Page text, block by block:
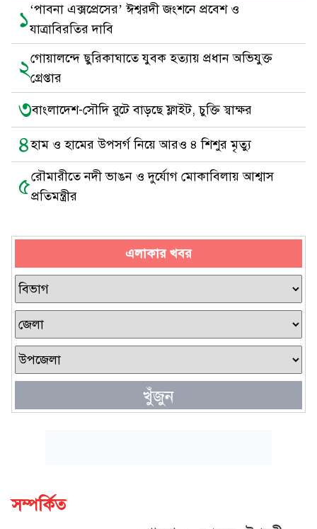
১‘পাবনা এক্সপ্রেসের’ ঈশ্বরদী জংশনে প্রবেশ ও
যাত্রাবিরতির দাবি
২গোয়ালন্দে ছুরিকাঘাতে যুবক হত্যায় প্রধান অভিযুক্ত
গ্রেপ্তার
৩বাংলাদেশ-সৌদি রুটে বাড়ছে ফ্লাইট, চুক্তি স্বাক্ষর
৪হাম ও হামের উপসর্গ নিয়ে আরও ৪ শিশুর মৃত্যু
৫রৌমারীতে নদী ভাঙন ও দুর্যোগ মোকাবিলায় আশ্বাস
প্রতিমন্ত্রীর
এলাকার খবর
খুঁজুন
সম্পর্কিত